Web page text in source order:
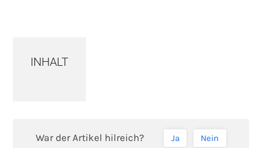
INHALT
War der Artikel hilreich? Ja Nein